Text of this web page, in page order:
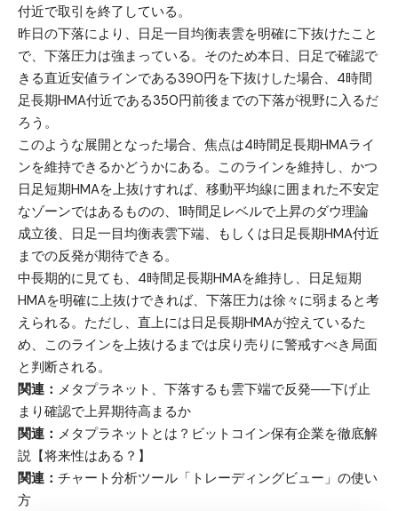
付近で取引を終了している。
昨日の下落により、日足一目均衡表雲を明確に下抜けたこと
で、下落圧力は強まっている。そのため本日、日足で確認で
きる直近安値ラインである390円を下抜けした場合、4時間
足長期HMA付近である350円前後までの下落が視野に入るだ
ろう。
このような展開となった場合、焦点は4時間足長期HMAライ
ンを維持できるかどうかにある。このラインを維持し、かつ
日足短期HMAを上抜けすれば、移動平均線に囲まれた不安定
なゾーンではあるものの、1時間足レベルで上昇のダウ理論
成立後、日足一目均衡表雲下端、もしくは日足長期HMA付近
までの反発が期待できる。
中長期的に見ても、4時間足長期HMAを維持し、日足短期
HMAを明確に上抜けできれば、下落圧力は徐々に弱まると考
えられる。ただし、直上には日足長期HMAが控えているた
め、このラインを上抜けるまでは戻り売りに警戒すべき局面
と判断される。
関連： メタプラネット、下落するも雲下端で反発──下げ止
まり確認で上昇期待高まるか
関連： メタプラネットとは？ビットコイン保有企業を徹底解
説【将来性はある？】
関連： チャート分析ツール「トレーディングビュー」の使い
方